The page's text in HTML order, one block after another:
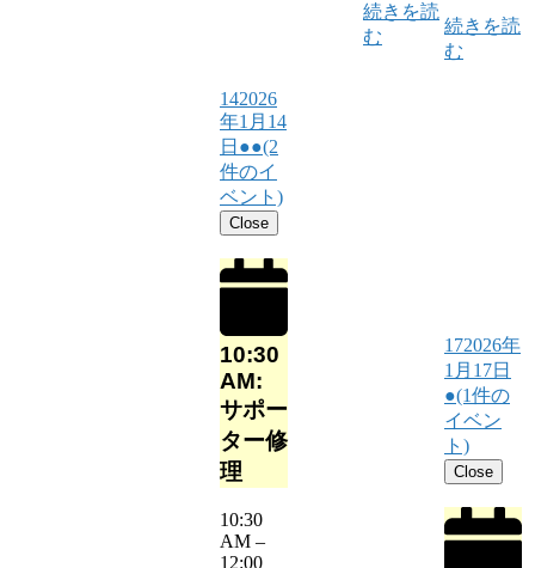
続きを読
む
続きを読
む
142026
年1月14
日 ●●(2
件のイ
ベント)
Close
10:30
AM:
サポー
ター修
理
10:30
AM –
12:00
172026年
1月17日
●(1件の
イベン
ト)
Close